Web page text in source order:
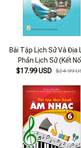
Bài Tập Lịch Sử Và Địa
Phần Lịch Sử (Kết
(Chuẩn)
$17.99 USD $24.99